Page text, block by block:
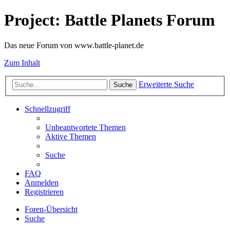
Project: Battle Planets Forum
Das neue Forum von www.battle-planet.de
Zum Inhalt
Suche Erweiterte Suche
Schnellzugriff
Unbeantwortete Themen
Aktive Themen
Suche
FAQ
Anmelden
Registrieren
Foren-Übersicht
Suche